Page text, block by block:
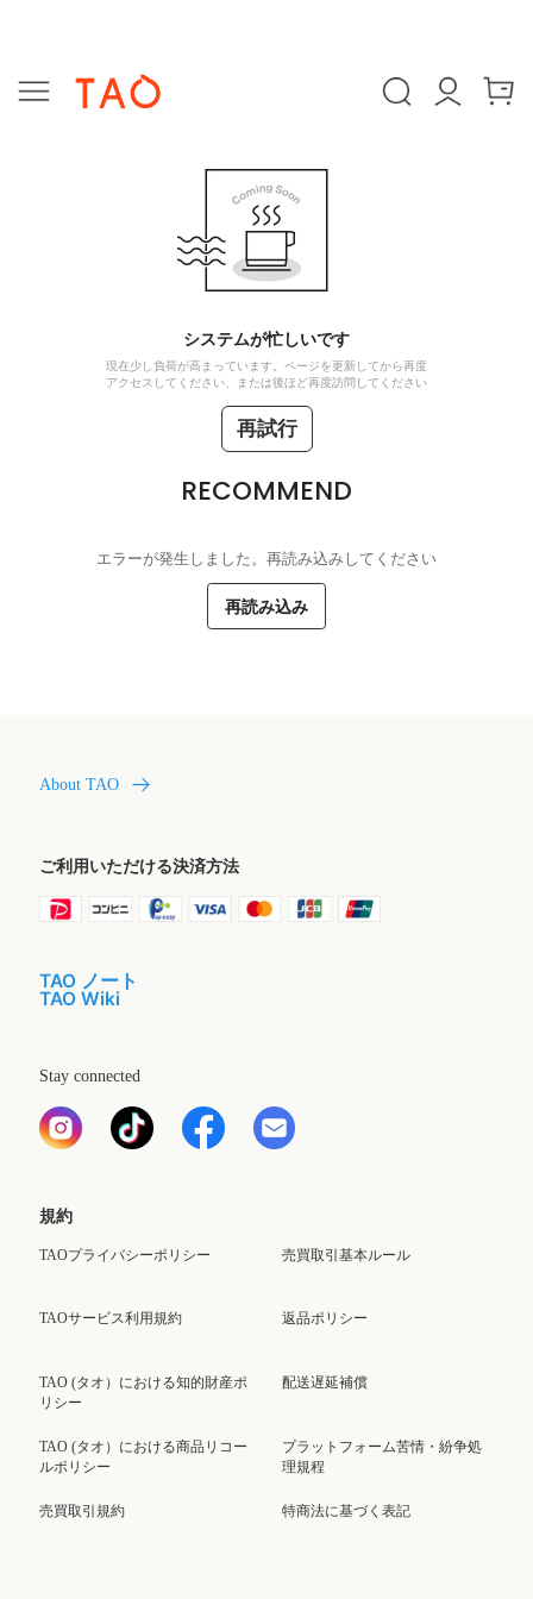
システムが忙しいです
現在少し負荷が高まっています。ページを更新してから再度
アクセスしてください、または後ほど再度訪問してください
再試行
RECOMMEND
エラーが発生しました。再読み込みしてください
再読み込み
About TAO
ご利用いただける決済方法
TAO ノート
TAO Wiki
Stay connected
規約
TAOプライバシーポリシー
TAOサービス利用規約
TAO (タオ）における知的財産ポ
リシー
TAO (タオ）における商品リコー
ルポリシー
売買取引規約
売買取引基本ルール
返品ポリシー
配送遅延補償
プラットフォーム苦情・紛争処
理規程
特商法に基づく表記